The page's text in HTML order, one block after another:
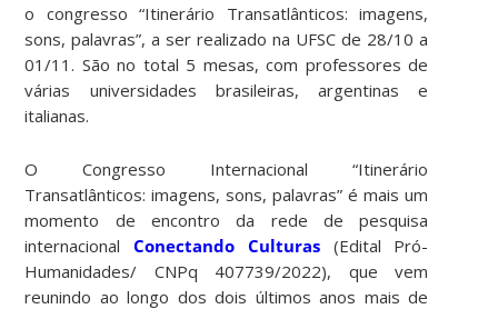
o congresso “Itinerário Transatlânticos: imagens,
sons, palavras”, a ser realizado na UFSC de 28/10 a
01/11. São no total 5 mesas, com professores de
várias universidades brasileiras, argentinas e
italianas.
O Congresso Internacional “Itinerário
Transatlânticos: imagens, sons, palavras” é mais um
momento de encontro da rede de pesquisa
internacionalConectando Culturas(Edital Pró-
Humanidades/ CNPq 407739/2022), que vem
reunindo ao longo dos dois últimos anos mais de